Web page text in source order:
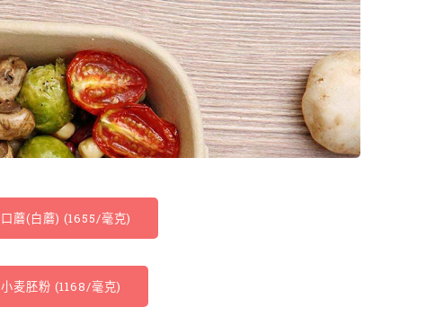
口蘑(白蘑) (1655/毫克)
小麦胚粉 (1168/毫克)